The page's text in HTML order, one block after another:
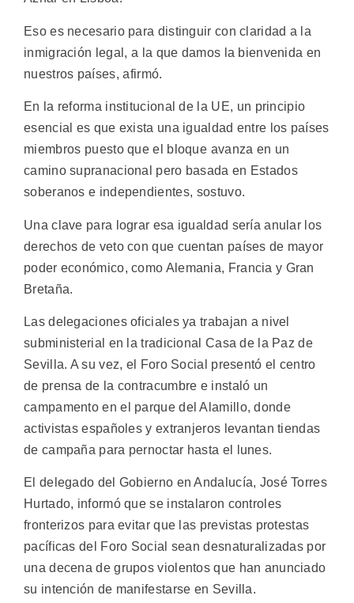
Eso es necesario para distinguir con claridad a la
inmigración legal, a la que damos la bienvenida en
nuestros países, afirmó.
En la reforma institucional de la UE, un principio
esencial es que exista una igualdad entre los países
miembros puesto que el bloque avanza en un
camino supranacional pero basada en Estados
soberanos e independientes, sostuvo.
Una clave para lograr esa igualdad sería anular los
derechos de veto con que cuentan países de mayor
poder económico, como Alemania, Francia y Gran
Bretaña.
Las delegaciones oficiales ya trabajan a nivel
subministerial en la tradicional Casa de la Paz de
Sevilla. A su vez, el Foro Social presentó el centro
de prensa de la contracumbre e instaló un
campamento en el parque del Alamillo, donde
activistas españoles y extranjeros levantan tiendas
de campaña para pernoctar hasta el lunes.
El delegado del Gobierno en Andalucía, José Torres
Hurtado, informó que se instalaron controles
fronterizos para evitar que las previstas protestas
pacíficas del Foro Social sean desnaturalizadas por
una decena de grupos violentos que han anunciado
su intención de manifestarse en Sevilla.